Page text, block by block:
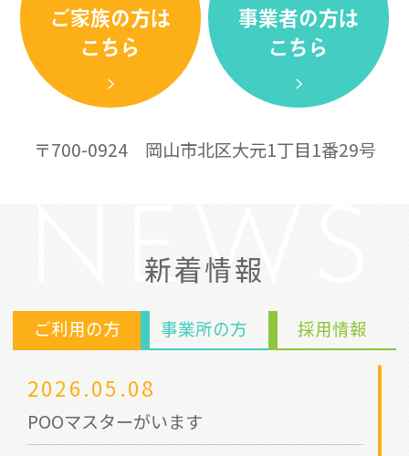
ご家族の方は
こちら
事業者の方は
こちら
〒700-0924 岡山市北区大元1丁目1番29号
新着情報
NEWS
ご利用の方 事業所の方 採用情報
2026.05.08
POOマスターがいます